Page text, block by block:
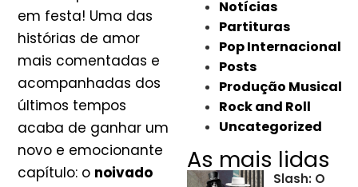
em festa! Uma das
histórias de amor
mais comentadas e
acompanhadas dos
últimos tempos
acaba de ganhar um
novo e emocionante
capítulo: o noivado
Notícias
Partituras
Pop Internacional
Posts
Produção Musical
Rock and Roll
Uncategorized
As mais lidas
Slash: O